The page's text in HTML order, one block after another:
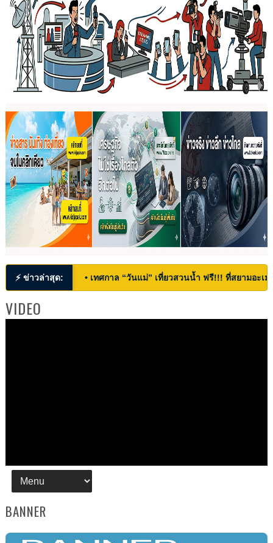
⚡ ข่าวล่าสุด: • เทศกาล “วันแม่” เที่ยวสวนน้ำ ฟรี!!! ที่สยามอะ
VIDEO
BANNER